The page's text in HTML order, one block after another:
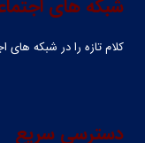
شبکه های
کلام تازه را در شبکه ‌های
دسترسی سریع